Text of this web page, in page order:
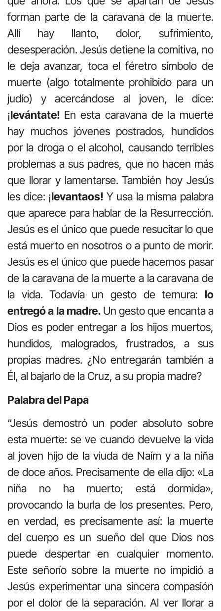
forman parte de la caravana de la muerte.
Allí hay llanto, dolor, sufrimiento,
desesperación. Jesús detiene la comitiva, no
le deja avanzar, toca el féretro símbolo de
muerte (algo totalmente prohibido para un
judío) y acercándose al joven, le dice:
¡levántate! En esta caravana de la muerte
hay muchos jóvenes postrados, hundidos
por la droga o el alcohol, causando terribles
problemas a sus padres, que no hacen más
que llorar y lamentarse. También hoy Jesús
les dice: ¡levantaos! Y usa la misma palabra
que aparece para hablar de la Resurrección.
Jesús es el único que puede resucitar lo que
está muerto en nosotros o a punto de morir.
Jesús es el único que puede hacernos pasar
de la caravana de la muerte a la caravana de
la vida. Todavía un gesto de ternura: lo
entregó a la madre. Un gesto que encanta a
Dios es poder entregar a los hijos muertos,
hundidos, malogrados, frustrados, a sus
propias madres. ¿No entregarán también a
Él, al bajarlo de la Cruz, a su propia madre?
Palabra del Papa
“Jesús demostró un poder absoluto sobre
esta muerte: se ve cuando devuelve la vida
al joven hijo de la viuda de Naím y a la niña
de doce años. Precisamente de ella dijo: «La
niña no ha muerto; está dormida»,
provocando la burla de los presentes. Pero,
en verdad, es precisamente así: la muerte
del cuerpo es un sueño del que Dios nos
puede despertar en cualquier momento.
Este señorío sobre la muerte no impidió a
Jesús experimentar una sincera compasión
por el dolor de la separación. Al ver llorar a